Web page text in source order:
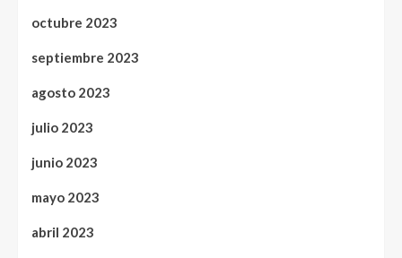
octubre 2023
septiembre 2023
agosto 2023
julio 2023
junio 2023
mayo 2023
abril 2023